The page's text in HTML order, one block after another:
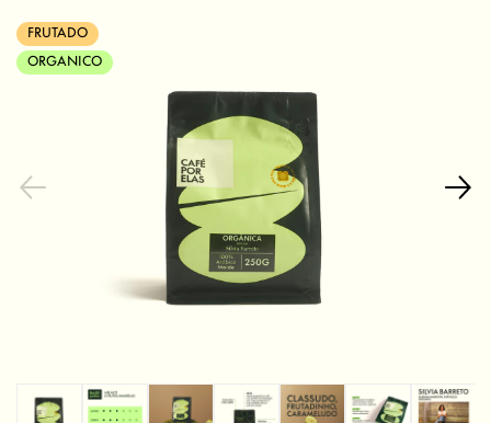
FRUTADO
ORGANICO